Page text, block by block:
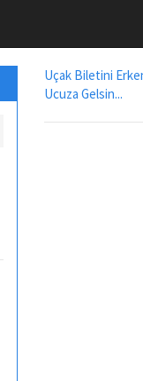
Uçak Biletini
Ucuza Gelsin...